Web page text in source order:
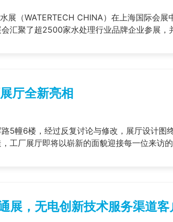
展（WATERTECH CHINA）在上海国际会展
汇聚了超2500家水处理行业品牌企业参展，
厅全新亮相
5幢6楼，经过反复讨论与修改，展厅设计图
展，无电创新技术服务渠道客